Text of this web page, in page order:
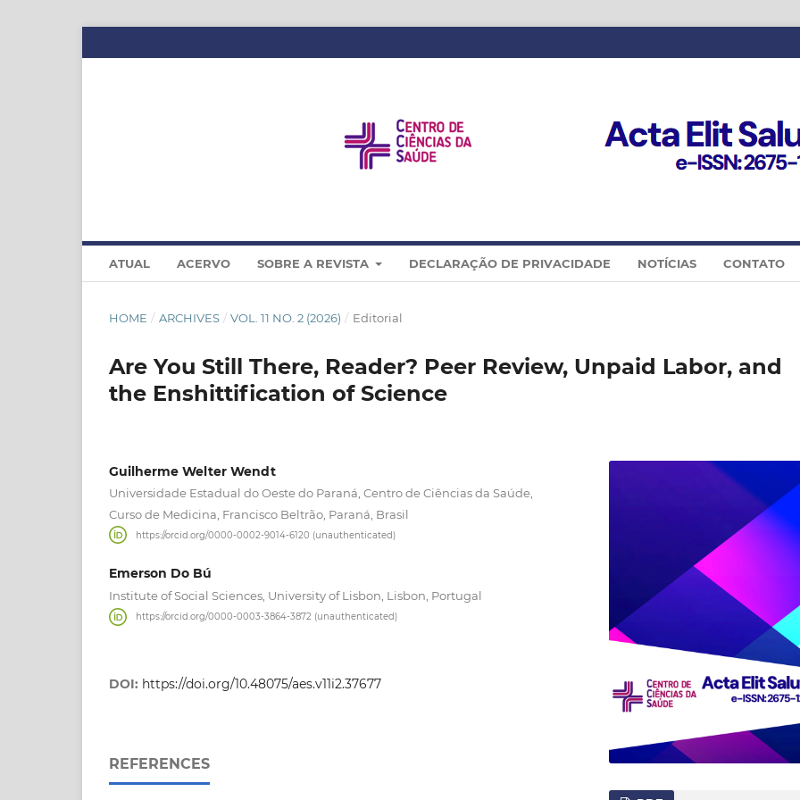
ATUAL ACERVO SOBRE A REVISTA DECLARAÇÃO DE PRIVACIDADE NOTÍCIAS CONTATO
HOME / ARCHIVES / VOL. 11 NO. 2 (2026) / Editorial
Are You Still There, Reader? Peer Review, Unpaid Labor, and
the Enshittification of Science
Guilherme Welter Wendt
Universidade Estadual do Oeste do Paraná, Centro de Ciências da Saúde,
Curso de Medicina, Francisco Beltrão, Paraná, Brasil
https://orcid.org/0000-0002-9014-6120 (unauthenticated)
Emerson Do Bú
Institute of Social Sciences, University of Lisbon, Lisbon, Portugal
https://orcid.org/0000-0003-3864-3872 (unauthenticated)
DOI: https://doi.org/10.48075/aes.v11i2.37677
REFERENCES